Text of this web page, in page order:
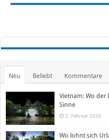
Neu Beliebt Kommentare
Vietnam: Wo der
Sinne
2. Februar 2026
Wo lohnt sich